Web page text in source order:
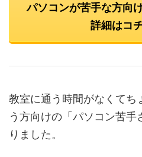
パソコンが苦手な方向
詳細はコ
教室に通う時間がなくてち
う方向けの「パソコン苦
りました。